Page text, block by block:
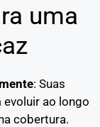
uma
: Suas
ao longo
cobertura.